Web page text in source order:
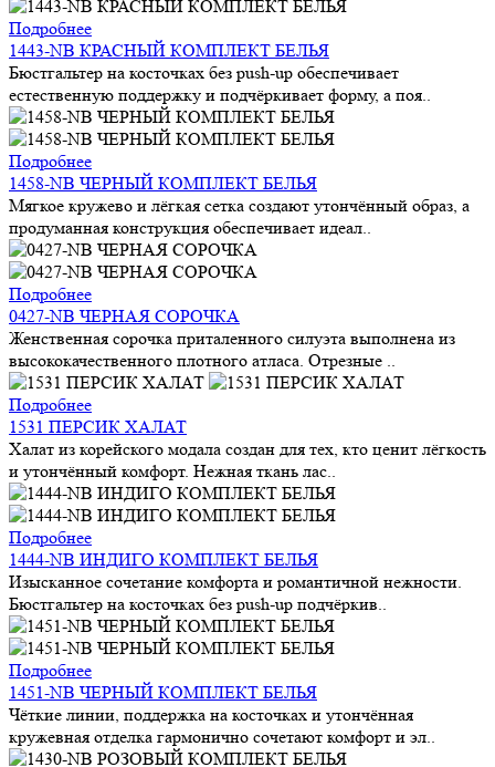
Подробнее
1443-NB КРАСНЫЙ КОМПЛЕКТ БЕЛЬЯ
Бюстгальтер на косточках без push-up обеспечивает
естественную поддержку и подчёркивает форму, а поя..
Подробнее
1458-NB ЧЕРНЫЙ КОМПЛЕКТ БЕЛЬЯ
Мягкое кружево и лёгкая сетка создают утончённый образ, а
продуманная конструкция обеспечивает идеал..
Подробнее
0427-NB ЧЕРНАЯ СОРОЧКА
Женственная сорочка приталенного силуэта выполнена из
высококачественного плотного атласа. Отрезные ..
Подробнее
1531 ПЕРСИК ХАЛАТ
Халат из корейского модала создан для тех, кто ценит лёгкость
и утончённый комфорт. Нежная ткань лас..
Подробнее
1444-NB ИНДИГО КОМПЛЕКТ БЕЛЬЯ
Изысканное сочетание комфорта и романтичной нежности.
Бюстгальтер на косточках без push-up подчёркив..
Подробнее
1451-NB ЧЕРНЫЙ КОМПЛЕКТ БЕЛЬЯ
Чёткие линии, поддержка на косточках и утончённая
кружевная отделка гармонично сочетают комфорт и эл..